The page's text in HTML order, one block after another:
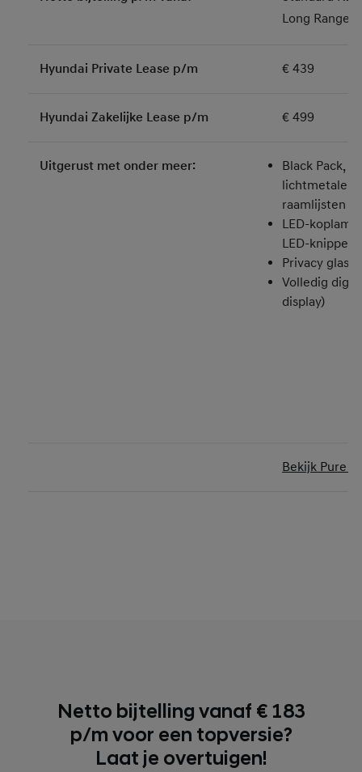
Long Range:
Hyundai Private Lease p/m € 439
Hyundai Zakelijke Lease p/m € 499
Uitgerust met onder meer:
Black Pack,
lichtmetalen
raamlijsten
LED-
LED-
Privacy glass
Volledig
display)
Bekijk Pure
Netto bijtelling vanaf € 183
p/m voor een topversie?
Laat je overtuigen!